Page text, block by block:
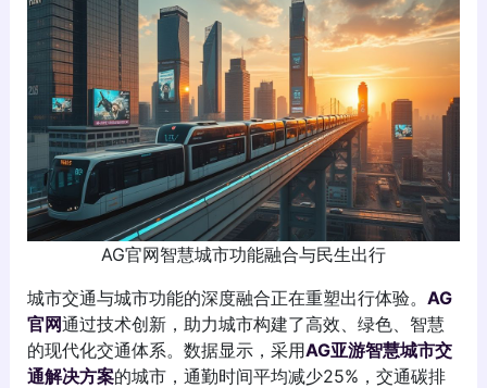
AG官网智慧城市功能融合与民生出行
城市交通与城市功能的深度融合正在重塑出行体验。 AG
官网通过技术创新，助力城市构建了高效、绿色、智慧
的现代化交通体系。数据显示，采用AG亚游智慧城市交
通解决方案的城市，通勤时间平均减少25%，交通碳排